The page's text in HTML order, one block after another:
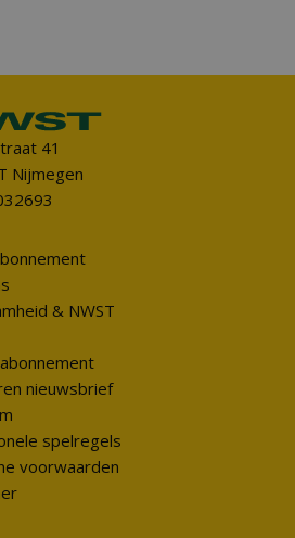
41
Nijmegen
& NWST
nieuwsbrief
spelregels
voorwaarden